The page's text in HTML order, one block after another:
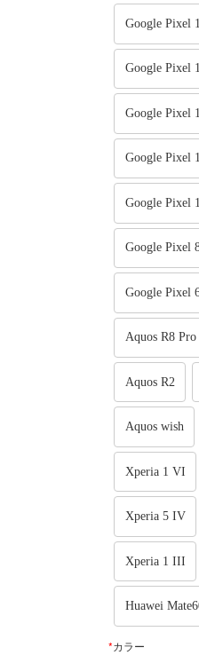
Google Pixel
Google Pixel
Google Pixel
Google Pixel
Google Pixel
Google Pixel
Google Pixel
Aquos R8 Pro
Aquos R2
Aquos wish
Xperia 1 VI
Xperia 5 IV
Xperia 1 III
Huawei
*カラー